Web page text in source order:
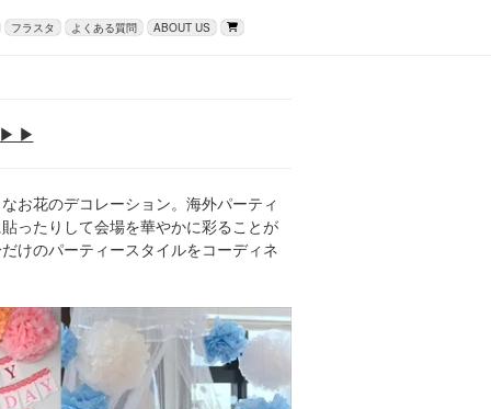
フラスタ よくある質問 ABOUT US
▶ ▶
お花のデコレーション。海外パーティ
ったりして会場を華やかに彩ることが
けのパーティースタイルをコーディネ